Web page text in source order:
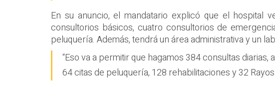
En su anuncio, el mandatario explicó que el hospital
consultorios básicos, cuatro consultorios de
peluquería. Además, tendrá un área administrativa y un
“Eso va a permitir que hagamos 384 consultas
64 citas de peluquería, 128 rehabilitaciones y 32